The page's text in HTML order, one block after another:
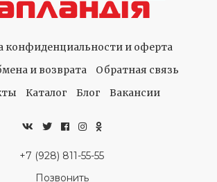
конфиденциальности и оферта
и возврата
Обратная связь
Каталог Блог Вакансии
+7 (928) 811-55-55
Позвонить